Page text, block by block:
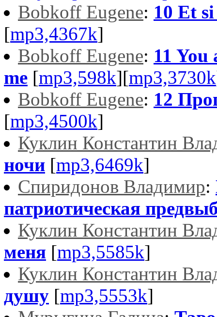
Bobkoff Eugene: 10 Et
[mp3,4367k]
Bobkoff Eugene: 11 You
me [mp3,598k][mp3,3730k
Bobkoff Eugene: 12
[mp3,4500k]
Куклин Константин
ночи [mp3,6469k]
Спиридонов Владимир:
патриотическая
Куклин Константин
меня [mp3,5585k]
Куклин Константин
душу [mp3,5553k]